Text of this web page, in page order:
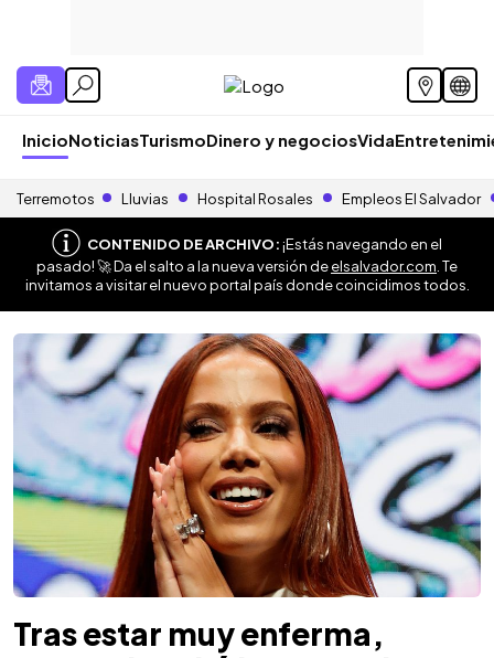
InicioNoticiasTurismoDinero y negociosVida
Terremotos Lluvias Hospital Rosales Empleos El Salvador
CONTENIDO DE ARCHIVO:¡Estás navegando en el
pasado! 🚀 Da el salto a la nueva versión deelsalvador.com . Te
invitamos a visitar el nuevo portal país donde coincidimos todos.
Tras estar muy enferma,